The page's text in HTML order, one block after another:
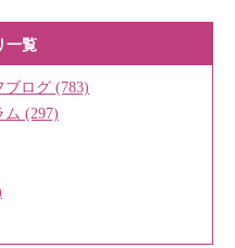
一覧
ログ (783)
(297)